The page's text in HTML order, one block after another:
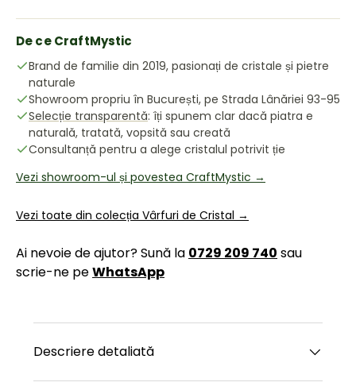
De ce CraftMystic
Brand de familie din 2019, pasionați de cristale și pietre
naturale
Showroom propriu în București, pe Strada Lânăriei 93-95
Selecție transparentă: îți spunem clar dacă piatra e
naturală, tratată, vopsită sau creată
Consultanță pentru a alege cristalul potrivit ție
Vezi showroom-ul și povestea CraftMystic →
Vezi toate din colecția Vârfuri de Cristal →
Ai nevoie de ajutor? Sună la 0729 209 740 sau
scrie-ne peWhatsApp
Descriere detaliată